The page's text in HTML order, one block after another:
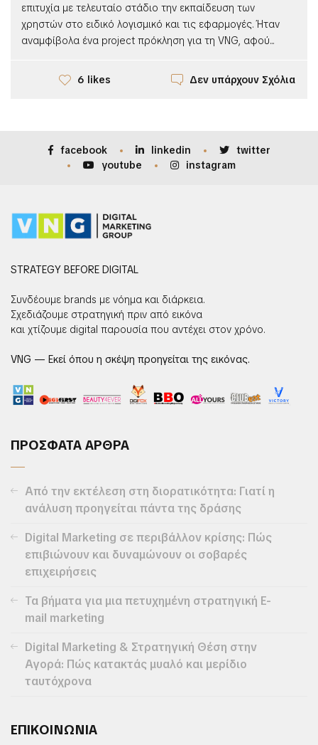
επιτυχία με τελευταίο στάδιο την εκπαίδευση των
χρηστών στο ειδικό λογισμικό και τις εφαρμογές. Ήταν
αναμφίβολα ένα project πρόκληση για τη VNG, αφού...
6 likes Δεν υπάρχουν Σχόλια
facebook linkedin
twitter
youtube
instagram
STRATEGY BEFORE DIGITAL
Συνδέουμε brands με νόημα και διάρκεια.
Σχεδιάζουμε στρατηγική πριν από εικόνα
και χτίζουμε digital παρουσία που αντέχει στον χρόνο.
VNG — Εκεί όπου η σκέψη προηγείται της εικόνας.
ΠΡΟΣΦΑΤΑ ΑΡΘΡΑ
Από την εκτέλεση στη διορατικότητα: Γιατί η
ανάλυση προηγείται πάντα της δράσης
Digital Marketing σε περιβάλλον κρίσης: Πώς
επιβιώνουν και δυναμώνουν οι σοβαρές
επιχειρήσεις
Τα βήματα για μια πετυχημένη στρατηγική E-
mail marketing
Digital Marketing & Στρατηγική Θέση στην
Αγορά: Πώς κατακτάς μυαλό και μερίδιο
ταυτόχρονα
ΕΠΙΚΟΙΝΩΝΙΑ